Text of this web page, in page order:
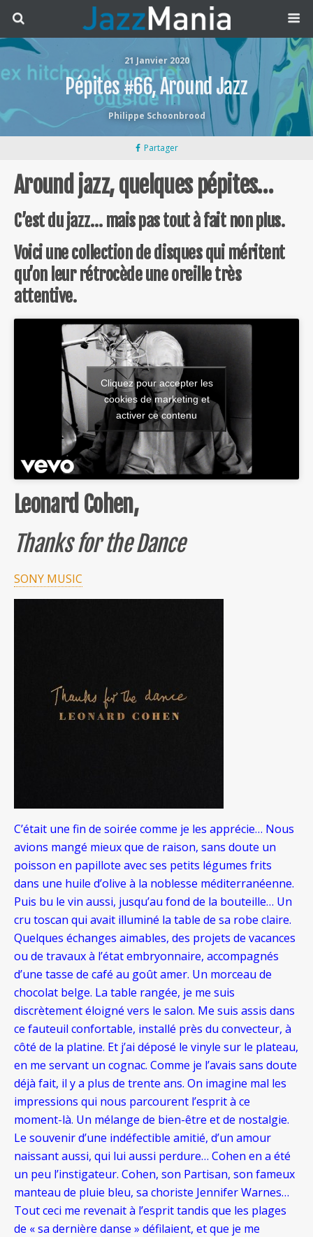
21 Janvier 2020
Pépites #66, Around Jazz
Philippe Schoonbrood
Partager
Around jazz, quelques pépites…
C’est du jazz… mais pas tout à fait non plus.
Voici une collection de disques qui méritent
qu’on leur rétrocède une oreille très
attentive.
Cliquez pour accepter les
cookies de marketing et
activer ce contenu
Leonard Cohen,
Thanks for the Dance
SONY MUSIC
C’était une fin de soirée comme je les apprécie… Nous
avions mangé mieux que de raison, sans doute un
poisson en papillote avec ses petits légumes frits
dans une huile d’olive à la noblesse méditerranéenne.
Puis bu le vin aussi, jusqu’au fond de la bouteille… Un
cru toscan qui avait illuminé la table de sa robe claire.
Quelques échanges aimables, des projets de vacances
ou de travaux à l’état embryonnaire, accompagnés
d’une tasse de café au goût amer. Un morceau de
chocolat belge. La table rangée, je me suis
discrètement éloigné vers le salon. Me suis assis dans
ce fauteuil confortable, installé près du convecteur, à
côté de la platine. Et j’ai déposé le vinyle sur le plateau,
en me servant un cognac. Comme je l’avais sans doute
déjà fait, il y a plus de trente ans. On imagine mal les
impressions qui nous parcourent l’esprit à ce
moment-là. Un mélange de bien-être et de nostalgie.
Le souvenir d’une indéfectible amitié, d’un amour
naissant aussi, qui lui aussi perdure… Cohen en a été
un peu l’instigateur. Cohen, son Partisan, son fameux
manteau de pluie bleu, sa choriste Jennifer Warnes…
Tout ceci me revenait à l’esprit tandis que les plages
de « sa dernière danse » défilaient, et que je me